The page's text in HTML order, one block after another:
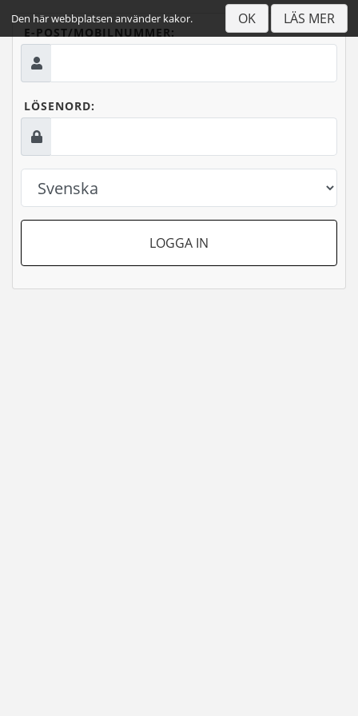
Den här webbplatsen använder kakor. OK LÄS MER
E-POST/MOBILNUMMER:
LÖSENORD:
LOGGA IN